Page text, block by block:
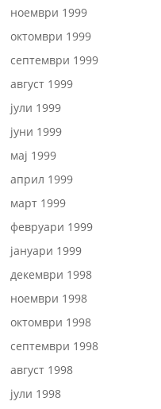
ноември 1999
октомври 1999
септември 1999
август 1999
јули 1999
јуни 1999
мај 1999
април 1999
март 1999
февруари 1999
јануари 1999
декември 1998
ноември 1998
октомври 1998
септември 1998
август 1998
јули 1998